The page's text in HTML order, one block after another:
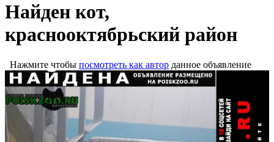
Найден кот,
краснооктябрьский район
Нажмите чтобы посмотреть как автор данное объявление